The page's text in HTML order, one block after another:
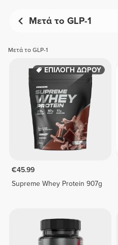
Μετά το GLP-1
Μετά το GLP-1
ΕΠΙΛΟΓΗ ΔΩΡΟΥ
€45.99
Supreme Whey Protein 907g